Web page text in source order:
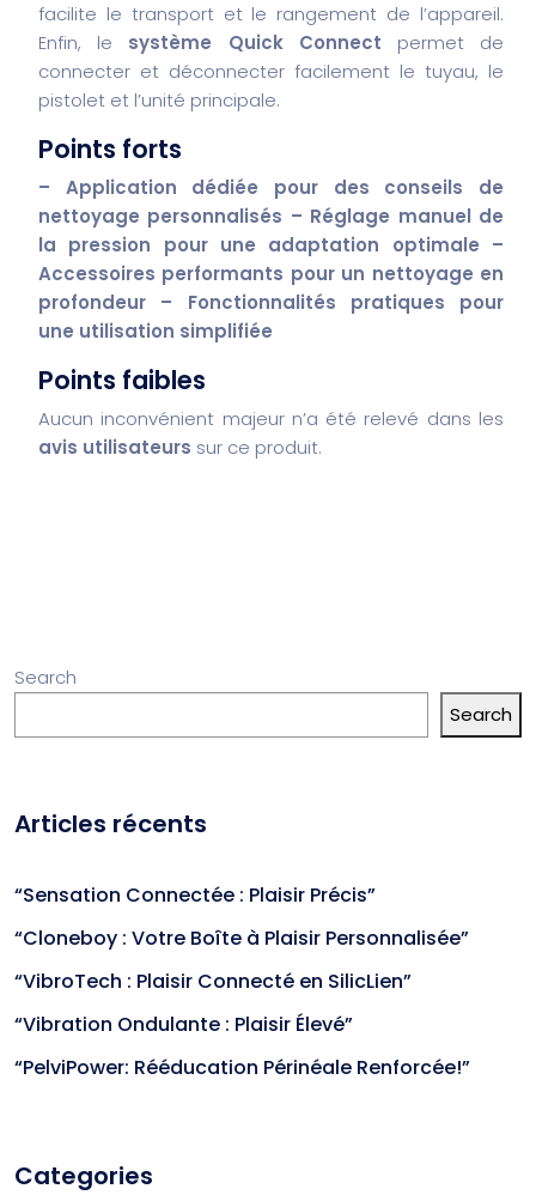
facilite le transport et le rangement de l’appareil.
Enfin, le système Quick Connect permet de
connecter et déconnecter facilement le tuyau, le
pistolet et l’unité principale.
Points forts
– Application dédiée pour des conseils de
nettoyage personnalisés – Réglage manuel de
la pression pour une adaptation optimale –
Accessoires performants pour un nettoyage en
profondeur
– Fonctionnalités pratiques pour
une utilisation simplifiée
Points faibles
Aucun inconvénient majeur n’a été relevé dans les
avis utilisateurs sur ce produit.
Search
Search
Articles récents
“Sensation Connectée : Plaisir Précis”
“Cloneboy : Votre Boîte à Plaisir Personnalisée”
“VibroTech : Plaisir Connecté en SilicLien”
“Vibration Ondulante : Plaisir Élevé”
“PelviPower: Rééducation Périnéale Renforcée!”
Categories